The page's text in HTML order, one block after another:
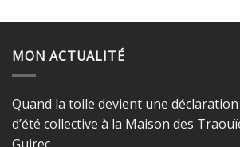
MON ACTUALITÉ
Quand la toile devient une déclaration
d’été collective à la Maison des